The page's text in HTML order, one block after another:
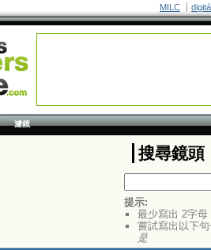
MILC
濾鏡
搜尋鏡頭
提示:
最少寫出 2字母
嘗試寫出以下
是